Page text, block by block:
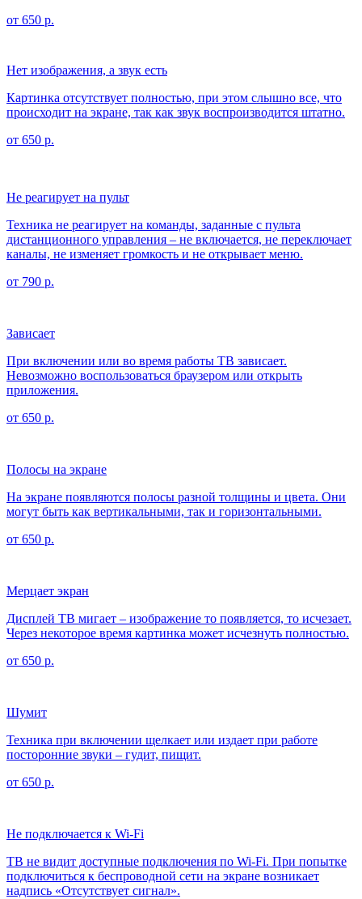
от 650 р.
Нет изображения, а звук есть
Картинка отсутствует полностью, при этом слышно все, что
происходит на экране, так как звук воспроизводится штатно.
от 650 р.
Не реагирует на пульт
Техника не реагирует на команды, заданные с пульта
дистанционного управления – не включается, не переключает
каналы, не изменяет громкость и не открывает меню.
от 790 р.
Зависает
При включении или во время работы ТВ зависает.
Невозможно воспользоваться браузером или открыть
приложения.
от 650 р.
Полосы на экране
На экране появляются полосы разной толщины и цвета. Они
могут быть как вертикальными, так и горизонтальными.
от 650 р.
Мерцает экран
Дисплей ТВ мигает – изображение то появляется, то исчезает.
Через некоторое время картинка может исчезнуть полностью.
от 650 р.
Шумит
Техника при включении щелкает или издает при работе
посторонние звуки – гудит, пищит.
от 650 р.
Не подключается к Wi-Fi
ТВ не видит доступные подключения по Wi-Fi. При попытке
подключиться к беспроводной сети на экране возникает
надпись «Отсутствует сигнал».